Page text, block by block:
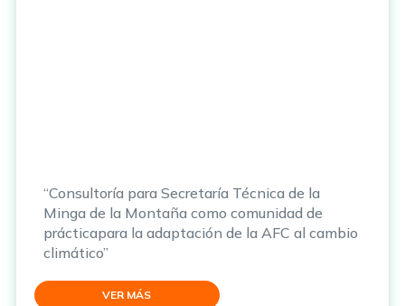
“Consultoría para Secretaría Técnica de la
Minga de la Montaña como comunidad de
prácticapara la adaptación de la AFC al cambio
climático”
VER MÁS